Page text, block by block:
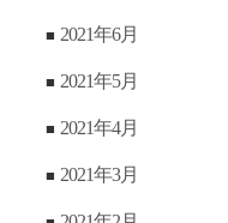
2021年6月
2021年5月
2021年4月
2021年3月